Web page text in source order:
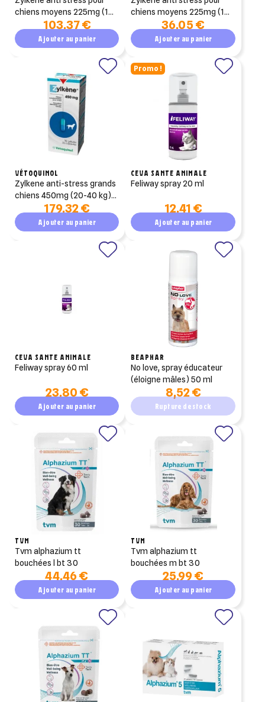
chiens moyens 225mg (10-
20 kg) 100 gélules
103,37 €
Ajouter au panier
chiens moyens 225mg (10-
30 kg) 30 gélules
(pochette)
36,05 €
Ajouter au panier
VÉTOQUINOL
zylkene anti-stress grands
chiens 450mg (20-40 kg) -
100 gellues179,32 €
Ajouter au panier
Promo !
CEVA SANTE ANIMALE
feliway spray 20 ml
12,41 €
Ajouter au panier
CEVA SANTE ANIMALE
feliway spray 60 ml
23,80 €
Ajouter au panier
BEAPHAR
no love, spray éducateur
(éloigne mâles) 50 ml
8,52 €
Rupture de stock
TVM
tvm alphazium tt
bouchées l bt 30
44,46 €
Ajouter au panier
TVM
tvm alphazium tt
bouchées m bt 30
25,99 €
Ajouter au panier